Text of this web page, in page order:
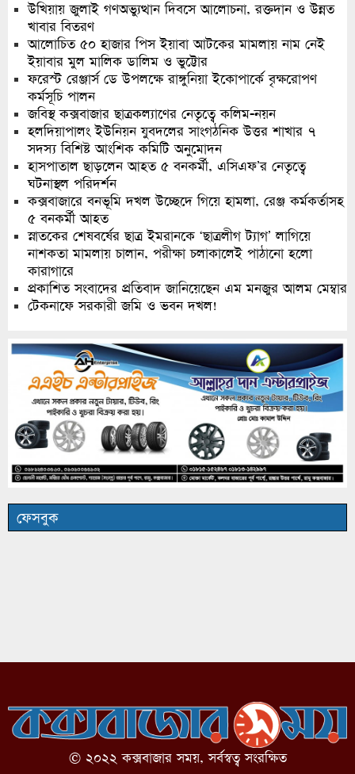
উখিয়ায় জুলাই গণঅভ্যুত্থান দিবসে আলোচনা, রক্তদান ও উন্নত
খাবার বিতরণ
আলোচিত ৫০ হাজার পিস ইয়াবা আটকের মামলায় নাম নেই
ইয়াবার মুল মালিক ডালিম ও ভুট্টোর
ফরেস্ট রেঞ্জার্স ডে উপলক্ষে রাঙ্গুনিয়া ইকোপার্কে বৃক্ষরোপণ
কর্মসূচি পালন
জবিস্থ কক্সবাজার ছাত্রকল্যাণের নেতৃত্বে কলিম-নয়ন
হলদিয়াপালং ইউনিয়ন যুবদলের সাংগঠনিক উত্তর শাখার ৭
সদস্য বিশিষ্ট আংশিক কমিটি অনুমোদন
হাসপাতাল ছাড়লেন আহত ৫ বনকর্মী, এসিএফ’র নেতৃত্বে
ঘটনাস্থল পরিদর্শন
কক্সবাজারে বনভূমি দখল উচ্ছেদে গিয়ে হামলা, রেঞ্জ কর্মকর্তাসহ
৫ বনকর্মী আহত
স্নাতকের শেষবর্ষের ছাত্র ইমরানকে ‘ছাত্রলীগ ট্যাগ’ লাগিয়ে
নাশকতা মামলায় চালান, পরীক্ষা চলাকালেই পাঠানো হলো
কারাগারে
প্রকাশিত সংবাদের প্রতিবাদ জানিয়েছেন এম মনজুর আলম মেম্বার
টেকনাফে সরকারী জমি ও ভবন দখল!
ফেসবুক
© ২০২২ কক্সবাজার সময়, সর্বস্বত্ব সংরক্ষিত